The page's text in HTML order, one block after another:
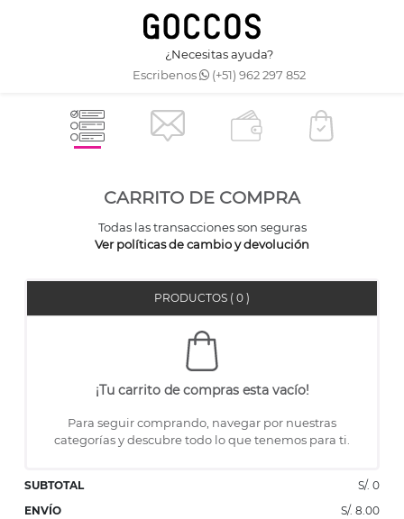
¿Necesitas ayuda?
Escribenos
(+51) 962 297 852
CARRITO DE COMPRA
Todas las transacciones son seguras
Ver políticas de cambio y devolución
PRODUCTOS ( 0 )
¡Tu carrito de compras esta vacío!
Para seguir comprando, navegar por nuestras
categorías y descubre todo lo que tenemos para ti.
SUBTOTAL
S/. 0
ENVÍO
S/. 8.00